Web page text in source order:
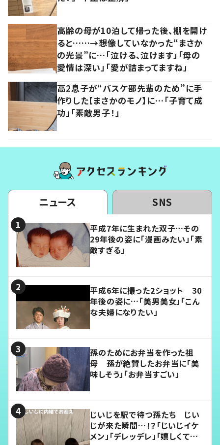
高齢の母が10泊して帰った後、棚を開け
ると……→想像していなかった“まさか
の光景”に…「泣ける、泣けます」「母の
愛情は深い」「愛が詰まってますね」
高2息子が“バスケ部先輩のため”に手
作りした【まさかのモノ】に…「子育て成
功」「素敵男子！」
ニュース SNS
平成7年に生まれた双子…その
29年後の姿に「漫画みたい」「素
敵すぎる」
平成6年に撮った2ショット 30
年後の姿に…「美男美女」「こん
な夫婦になりたい」
孫のためにお弁当を作った祖
母 孫が絶賛したお弁当に「美
味しそう」「お弁当すごい」
じいじを駅で待つ孫たち じい
じが来た瞬間…！？「じいじイケ
メン」「デレッデレ」「嬉しくて可